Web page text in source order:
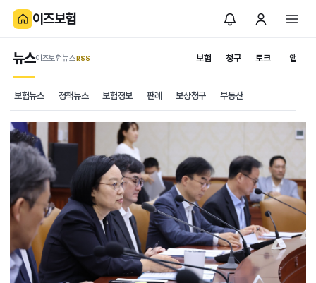
이즈보험
보험 청구
뉴스이즈보험뉴스.RSS 토크 앱
보험뉴스 정책뉴스 보험정보 판례 보상청구 부동산